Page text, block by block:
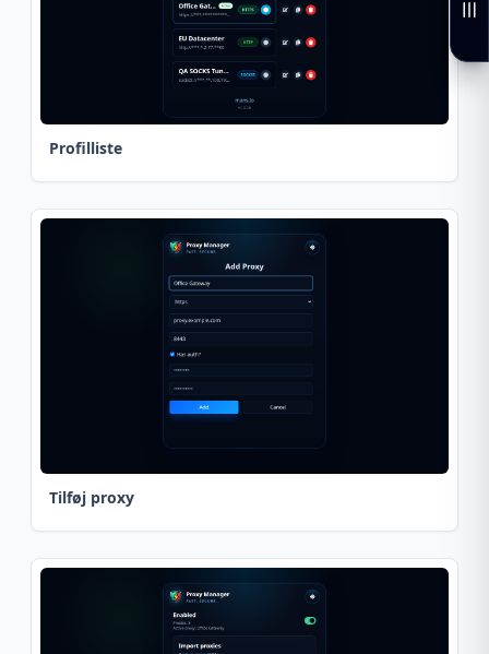
Profilliste
Tilføj proxy